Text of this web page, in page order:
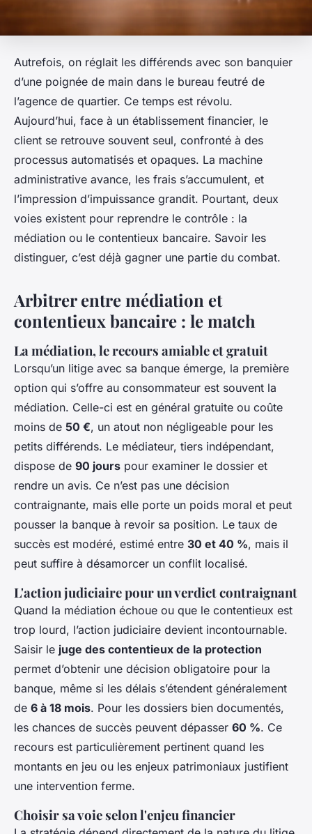
Autrefois, on réglait les différends avec son banquier
d’une poignée de main dans le bureau feutré de
l’agence de quartier. Ce temps est révolu.
Aujourd’hui, face à un établissement financier, le
client se retrouve souvent seul, confronté à des
processus automatisés et opaques. La machine
administrative avance, les frais s’accumulent, et
l’impression d’impuissance grandit. Pourtant, deux
voies existent pour reprendre le contrôle : la
médiation ou le contentieux bancaire. Savoir les
distinguer, c’est déjà gagner une partie du combat.
Arbitrer entre médiation et
contentieux bancaire : le match
La médiation, le recours amiable et gratuit
Lorsqu’un litige avec sa banque émerge, la première
option qui s’offre au consommateur est souvent la
médiation. Celle-ci est en général gratuite ou coûte
moins de 50 €, un atout non négligeable pour les
petits différends. Le médiateur, tiers indépendant,
dispose de 90 jours pour examiner le dossier et
rendre un avis. Ce n’est pas une décision
contraignante, mais elle porte un poids moral et peut
pousser la banque à revoir sa position. Le taux de
succès est modéré, estimé entre 30 et 40 %, mais il
peut suffire à désamorcer un conflit localisé.
L'action judiciaire pour un verdict contraignant
Quand la médiation échoue ou que le contentieux est
trop lourd, l’action judiciaire devient incontournable.
Saisir le juge des contentieux de la protection
permet d’obtenir une décision obligatoire pour la
banque, même si les délais s’étendent généralement
de 6 à 18 mois. Pour les dossiers bien documentés,
les chances de succès peuvent dépasser 60 %. Ce
recours est particulièrement pertinent quand les
montants en jeu ou les enjeux patrimoniaux justifient
une intervention ferme.
Choisir sa voie selon l'enjeu financier